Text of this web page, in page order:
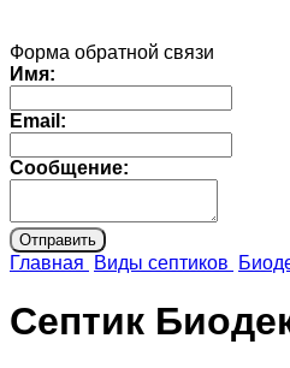
Форма обратной связи
Имя:
Email:
Сообщение:
Главная Виды септиков
Септик